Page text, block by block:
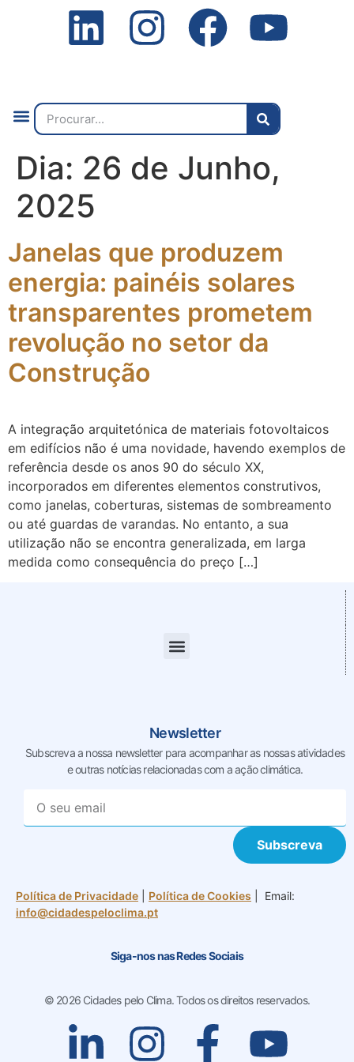
Dia: 26 de Junho,
2025
Janelas que produzem
energia: painéis solares
transparentes prometem
revolução no setor da
Construção
A integração arquitetónica de materiais fotovoltaicos
em edifícios não é uma novidade, havendo exemplos de
referência desde os anos 90 do século XX,
incorporados em diferentes elementos construtivos,
como janelas, coberturas, sistemas de sombreamento
ou até guardas de varandas. No entanto, a sua
utilização não se encontra generalizada, em larga
medida como consequência do preço […]
Newsletter
Subscreva a nossa newsletter para acompanhar as nossasatividades
e outras notícias relacionadas com a ação climática.
Subscreva
Política de Privacidade Política de Cookies | Email:
info@cidadespeloclima.pt
Siga-nos nas Redes Sociais
© 2026 Cidades pelo Clima. Todos os direitos reservados.